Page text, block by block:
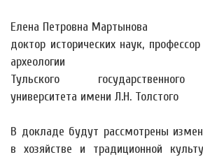
Елена Петровна Мартынова
доктор исторических наук,
археологии
Тульского государственного
университета имени Л.Н. Толстого
В докладе будут рассмотрены
в хозяйстве и традиционной